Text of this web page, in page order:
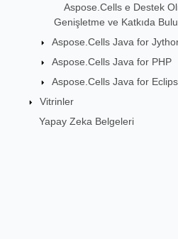
Aspose.Cells e Destek
Genişletme ve Katkıda
Aspose.Cells Java for
Aspose.Cells Java for PHP
Aspose.Cells Java for
Vitrinler
Yapay Zeka Belgeleri